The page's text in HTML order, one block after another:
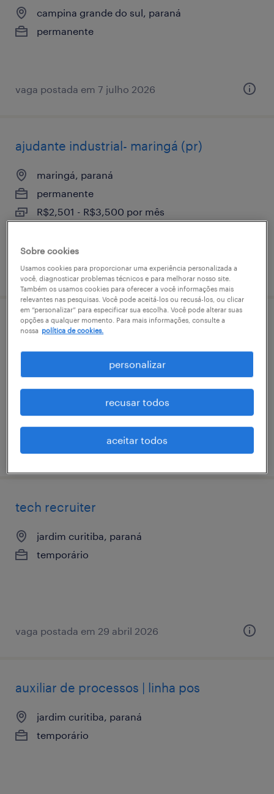
campina grande do sul, paraná
permanente
vaga postada em 7 julho 2026
ajudante industrial- maringá (pr)
maringá, paraná
permanente
R$2,501 - R$3,500 por mês
vaga postada em 28 abril 2026
analista adm. de projetos jr
jardim curitiba, paraná
vaga postada em 6 abril 2026
tech recruiter
jardim curitiba, paraná
temporário
vaga postada em 29 abril 2026
auxiliar de processos | linha pos
jardim curitiba, paraná
temporário
Sobre cookies
Usamos cookies para proporcionar uma experiência personalizada a
você, diagnosticar problemas técnicos e para melhorar nosso site.
Também os usamos cookies para oferecer a você informações mais
relevantes nas pesquisas. Você pode aceitá-los ou recusá-los, ou clicar
em “personalizar” para especificar sua escolha. Você pode alterar suas
opções a qualquer momento. Para mais informações, consulte a
nossa política de cookies.
personalizar
recusar todos
aceitar todos